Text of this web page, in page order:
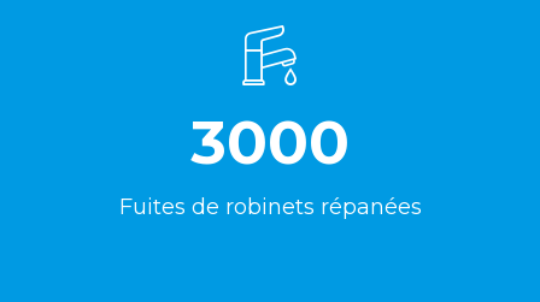
3000
Fuites de robinets répanées